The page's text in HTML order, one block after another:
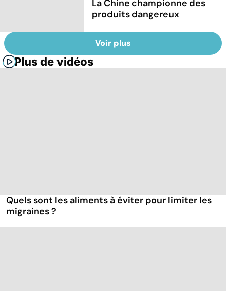
La Chine championne des
produits dangereux
Voir plus
Plus de vidéos
Quels sont les aliments à éviter pour limiter les
migraines ?